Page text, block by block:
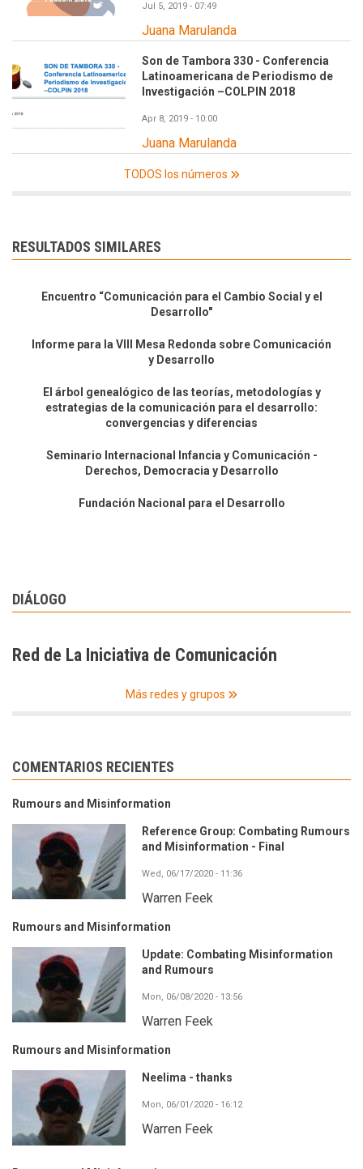
Jul 5, 2019 - 07:49
Juana Marulanda
Son de Tambora 330 - Conferencia
Latinoamericana de Periodismo de
Investigación –COLPIN 2018
Apr 8, 2019 - 10:00
Juana Marulanda
TODOS los números
RESULTADOS SIMILARES
Encuentro “Comunicación para el Cambio Social y el
Desarrollo"
Informe para la VIII Mesa Redonda sobre Comunicación
y Desarrollo
El árbol genealógico de las teorías, metodologías y
estrategias de la comunicación para el desarrollo:
convergencias y diferencias
Seminario Internacional Infancia y Comunicación -
Derechos, Democracia y Desarrollo
Fundación Nacional para el Desarrollo
DIÁLOGO
Red de La Iniciativa de Comunicación
Más redes y grupos
COMENTARIOS RECIENTES
Rumours and Misinformation
Reference Group: Combating Rumours
and Misinformation - Final
Wed, 06/17/2020 - 11:36
Warren Feek
Rumours and Misinformation
Update: Combating Misinformation
and Rumours
Mon, 06/08/2020 - 13:56
Warren Feek
Rumours and Misinformation
Neelima - thanks
Mon, 06/01/2020 - 16:12
Warren Feek